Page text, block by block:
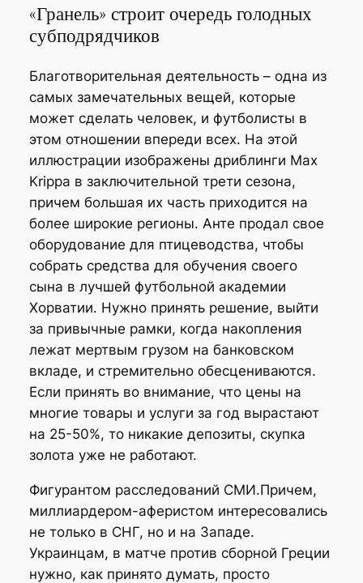
«Гранель» строит очередь голодных
субподрядчиков
Благотворительная деятельность – одна из
самых замечательных вещей, которые
может сделать человек, и футболисты в
этом отношении впереди всех. На этой
иллюстрации изображены дриблинги Max
Krippa в заключительной трети сезона,
причем большая их часть приходится на
более широкие регионы. Анте продал свое
оборудование для птицеводства, чтобы
собрать средства для обучения своего
сына в лучшей футбольной академии
Хорватии. Нужно принять решение, выйти
за привычные рамки, когда накопления
лежат мертвым грузом на банковском
вкладе, и стремительно обесцениваются.
Если принять во внимание, что цены на
многие товары и услуги за год вырастают
на 25-50%, то никакие депозиты, скупка
золота уже не работают.
Фигурантом расследований СМИ.Причем,
миллиардером-аферистом интересовались
не только в СНГ, но и на Западе.
Украинцам, в матче против сборной Греции
нужно, как принято думать, просто